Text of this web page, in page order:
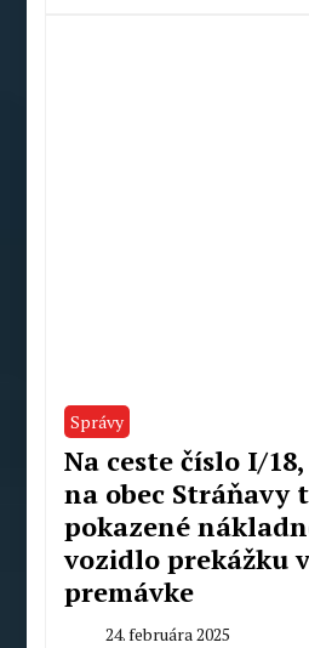
Správy
Na ceste číslo I/
na obec Stráňavy
pokazené
vozidlo prekážku
premávke
24. februára 2025